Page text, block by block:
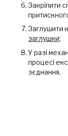
Закріпити
Заглушити
заглушки;
У разі
процесі
зєднання.